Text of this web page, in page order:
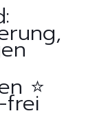
⭐️
frei